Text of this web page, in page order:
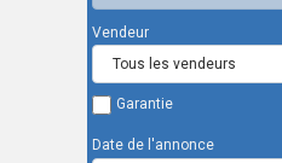
Vendeur
Garantie
Date de l'annonce